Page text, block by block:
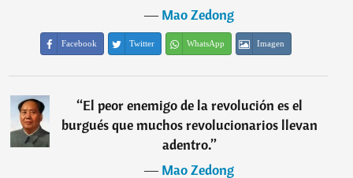
―Mao Zedong
Facebook Twitter WhatsApp Imagen
“El peor enemigo de la revolución es el
burgués que muchos revolucionarios llevan
adentro.”
―Mao Zedong